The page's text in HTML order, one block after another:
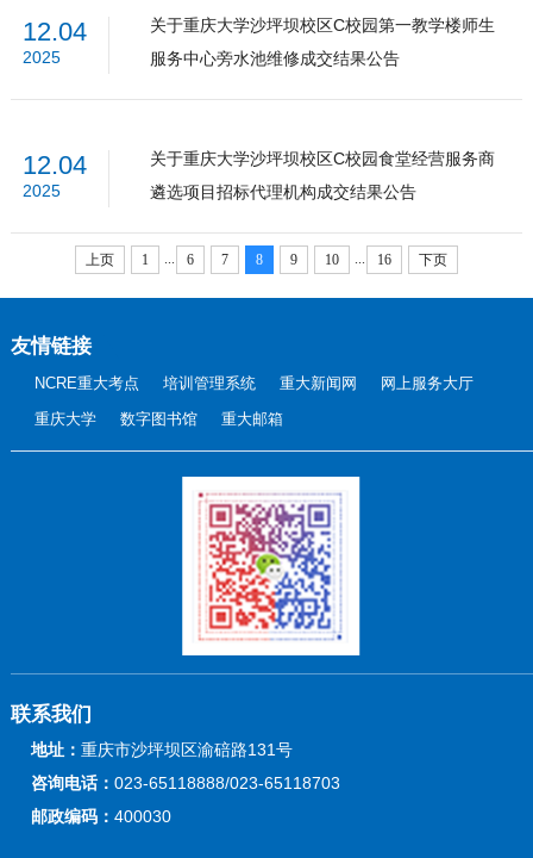
12.04
2025
关于重庆大学沙坪坝校区C校园第一教学楼师生
服务中心旁水池维修成交结果公告
12.04
2025
关于重庆大学沙坪坝校区C校园食堂经营服务商
遴选项目招标代理机构成交结果公告
上页 1 6 7 8 9 10 16 下页
友情链接
NCRE重大考点 培训管理系统 重大新闻网
网上服务大厅
重庆大学
数字图书馆 重大邮箱
联系我们
地址：重庆市沙坪坝区渝碚路131号
咨询电话：023-65118888/023-65118703
邮政编码：400030